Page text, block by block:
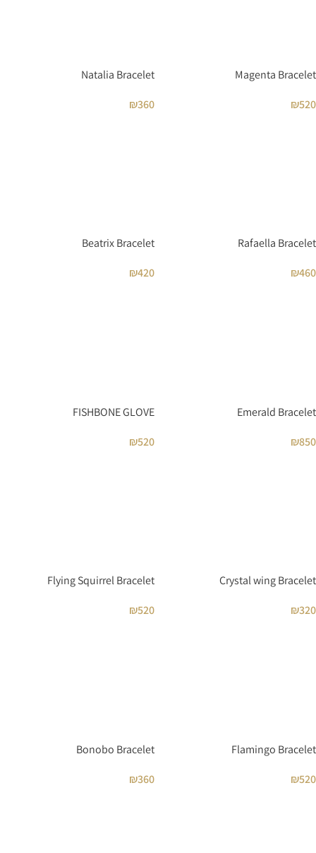
Magenta Bracelet
₪520
Natalia Bracelet
₪360
Rafaella Bracelet
₪460
Beatrix Bracelet
₪420
Emerald Bracelet
₪850
FISHBONE GLOVE
₪520
Crystal wing Bracelet
₪320
Flying Squirrel Bracelet
₪520
Flamingo Bracelet
₪520
Bonobo Bracelet
₪360